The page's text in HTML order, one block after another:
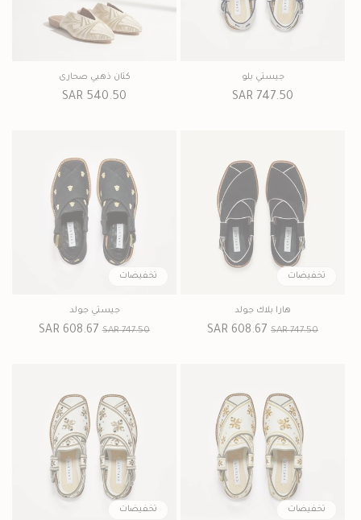
جيستي بلو
السعر
747.50 SAR
كتان ذهبي صحارى
السعر
540.50 SAR
تخفيضات
هارا بلاك جولد
السعر
747.50 SAR
سعر
608.67 SAR
تخفيضات
جيستي جولد
السعر
747.50 SAR
سعر
608.67 SAR
تخفيضات تخفيضات